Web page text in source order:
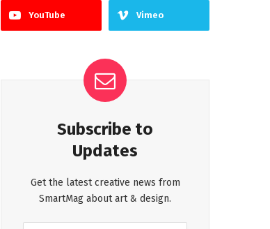
YouTube Vimeo
Subscribe to
Updates
Get the latest creative news from
SmartMag about art & design.